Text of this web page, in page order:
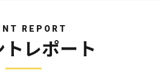
REPORT
トレポート